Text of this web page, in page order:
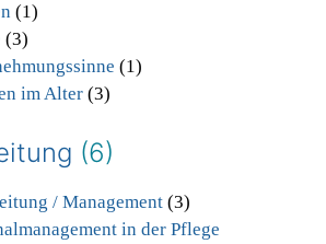
(1)
(3)
(1)
im Alter(3)
(6)
/ Management(3)
in der Pflege